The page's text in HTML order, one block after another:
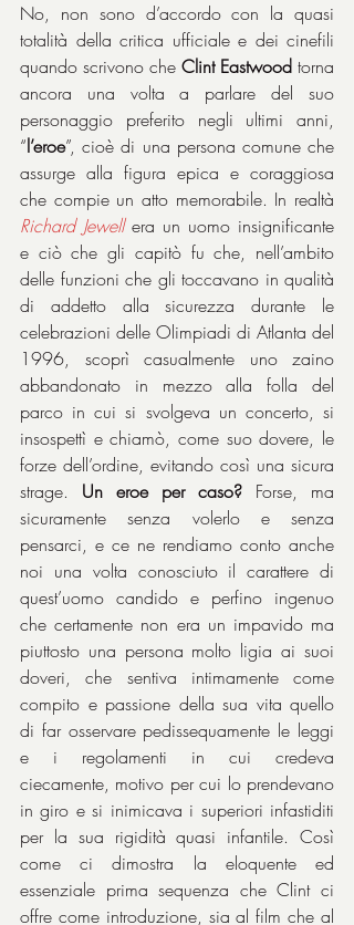
No, non sono d’accordo con la quasi
totalità della critica ufficiale e dei cinefili
quando scrivono che Clint Eastwood torna
ancora una volta a parlare del suo
personaggio preferito negli ultimi anni,
“l’eroe”, cioè di una persona comune che
assurge alla figura epica e coraggiosa
Richard Jewell era un uomo insignificante
e ciò che gli capitò fu che, nell’ambito
delle funzioni che gli toccavano in qualità
di addetto alla sicurezza durante le
celebrazioni delle Olimpiadi di Atlanta del
1996, scoprì casualmente uno zaino
abbandonato in mezzo alla folla del
parco in cui si svolgeva un concerto, si
insospettì e chiamò, come suo dovere, le
forze dell’ordine, evitando così una sicura
strage. Un eroe per caso? Forse, ma
sicuramente senza volerlo e senza
pensarci, e ce ne rendiamo conto anche
noi una volta conosciuto il carattere di
quest’uomo candido e perfino ingenuo
che certamente non era un impavido ma
piuttosto una persona molto ligia ai suoi
doveri, che sentiva intimamente come
compito e passione della sua vita quello
di far osservare pedissequamente le leggi
e i regolamenti in cui credeva
ciecamente, motivo per cui lo prendevano
in giro e si inimicava i superiori infastiditi
per la sua rigidità quasi infantile. Così
come ci dimostra la eloquente ed
essenziale prima sequenza che Clint ci
offre come introduzione, sia al film che al